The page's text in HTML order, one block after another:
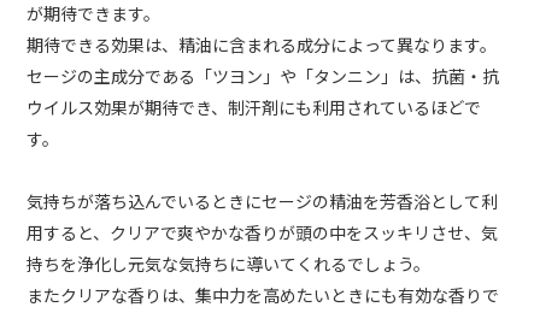
が期待できます。
期待できる効果は、精油に含まれる成分によって異なります。
セージの主成分である「ツヨン」や「タンニン」は、抗菌・抗
ウイルス効果が期待でき、制汗剤にも利用されているほどで
す。
気持ちが落ち込んでいるときにセージの精油を芳香浴として利
用すると、クリアで爽やかな香りが頭の中をスッキリさせ、気
持ちを浄化し元気な気持ちに導いてくれるでしょう。
またクリアな香りは、集中力を高めたいときにも有効な香りで